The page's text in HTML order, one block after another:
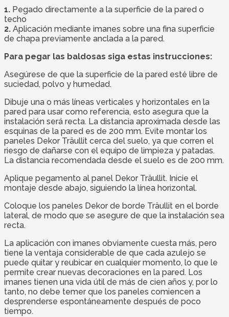
1. Pegado directamente a la superficie de la pared o
techo
2. Aplicación mediante imanes sobre una fina superficie
de chapa previamente anclada a la pared.
Para pegar las baldosas siga estas instrucciones:
Asegúrese de que la superficie de la pared esté libre de
suciedad, polvo y humedad.
Dibuje una o más líneas verticales y horizontales en la
pared para usar como referencia, esto asegura que la
instalación será recta. La distancia aproximada desde las
esquinas de la pared es de 200 mm. Evite montar los
paneles Dekor Träullit cerca del suelo, ya que corren el
riesgo de dañarse con el equipo de limpieza y patadas.
La distancia recomendada desde el suelo es de 200 mm.
Aplique pegamento al panel Dekor Träullit. Inicie el
montaje desde abajo, siguiendo la línea horizontal.
Coloque los paneles Dekor de borde Träullit en el borde
lateral, de modo que se asegure de que la instalación sea
recta.
La aplicación con imanes obviamente cuesta más, pero
tiene la ventaja considerable de que cada azulejo se
puede quitar y reubicar en cualquier momento, lo que le
permite crear nuevas decoraciones en la pared. Los
imanes tienen una vida útil de más de cien años y, por lo
tanto, no debe temer que los paneles comiencen a
desprenderse espontáneamente después de poco
tiempo.